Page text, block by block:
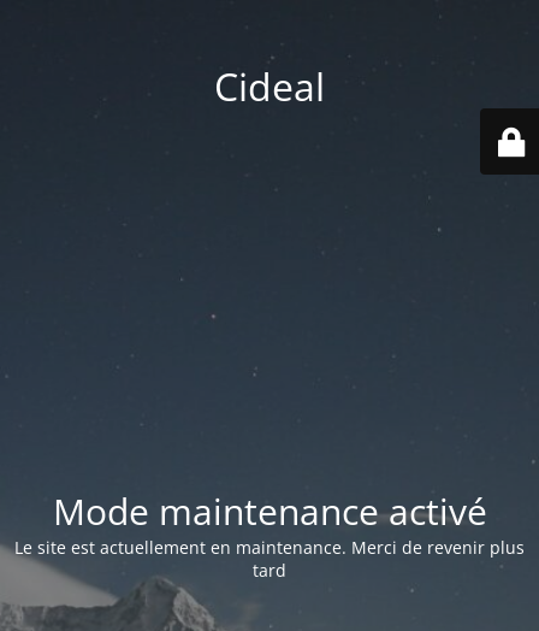
Cideal
Mode maintenance activé
Le site est actuellement en maintenance. Merci de revenir plus
tard